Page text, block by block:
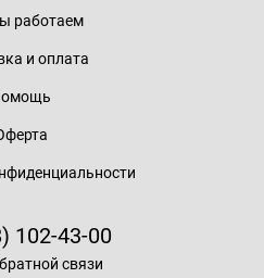
работаем
и оплата
102-43-00
связи